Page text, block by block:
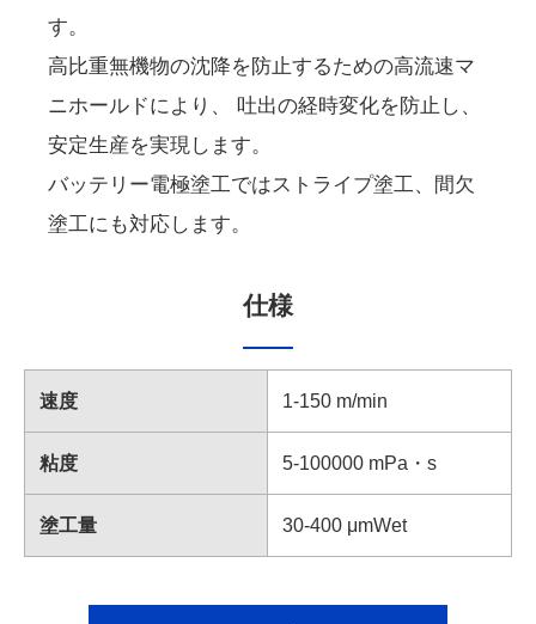
す。
高比重無機物の沈降を防止するための高流速マ
ニホールドにより、 吐出の経時変化を防止し、
安定生産を実現します。
バッテリー電極塗工ではストライプ塗工、間欠
塗工にも対応します。
仕様
速度 1-150 m/min
粘度 5-100000 mPa・s
塗工量 30-400 μmWet